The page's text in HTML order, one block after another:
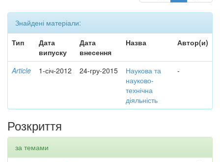
Знайдені матеріали:
Тип
Дата
випуску
Дата
внесення
Назва Автор(и)
Article 1-січ-2012 24-гру-2015
Наукова та
науково-
технічна
діяльність
-
Розкриття
за темами